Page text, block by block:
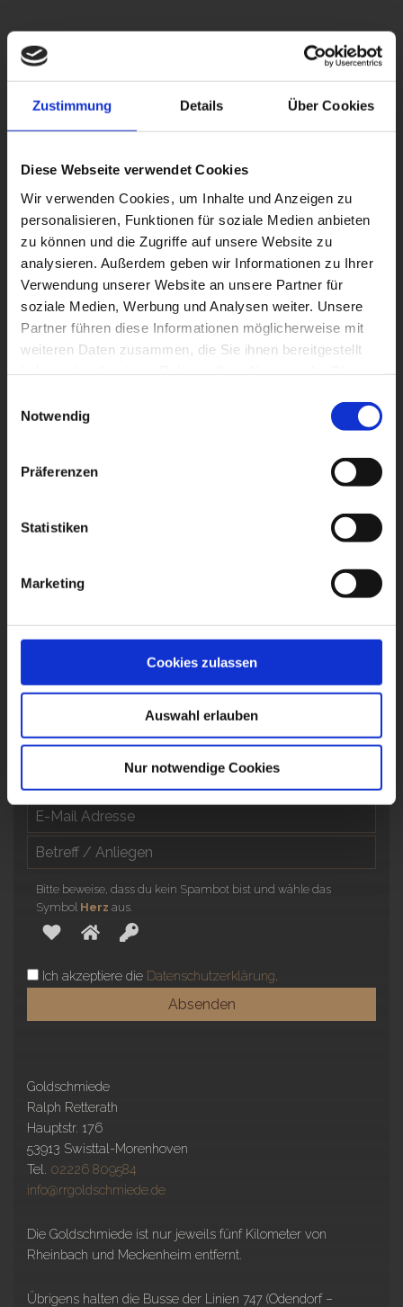
Zustimmung Details Über Cookies
Diese Webseite verwendet Cookies
Wir verwenden Cookies, um Inhalte und Anzeigen zu
personalisieren, Funktionen für soziale Medien anbieten
zu können und die Zugriffe auf unsere Website zu
analysieren. Außerdem geben wir Informationen zu Ihrer
Verwendung unserer Website an unsere Partner für
soziale Medien, Werbung und Analysen weiter. Unsere
Partner führen diese Informationen möglicherweise mit
weiteren Daten zusammen, die Sie ihnen bereitgestellt
Notwendig
Präferenzen
Statistiken
Marketing
Cookies zulassen
Auswahl erlauben
Nur notwendige Cookies
Bitte beweise, dass du kein Spambot bist und wähle das
Symbol Herz aus.
Ich akzeptiere die Datenschutzerklärung
Goldschmiede
Ralph Retterath
Hauptstr. 176
53913 Swisttal-Morenhoven
Tel. 02226 809584
info@rrgoldschmiede.de
Die Goldschmiede ist nur jeweils fünf Kilometer von
Rheinbach und Meckenheim entfernt.
Übrigens halten die Busse der Linien 747 (Odendorf –